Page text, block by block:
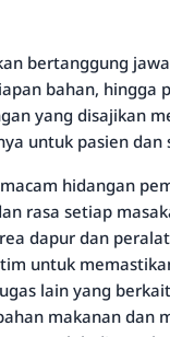
bertanggung
bahan, hingga
yang disajikan
untuk pasien dan
hidangan
rasa setiap
dapur dan
untuk
lain yang
makanan dan